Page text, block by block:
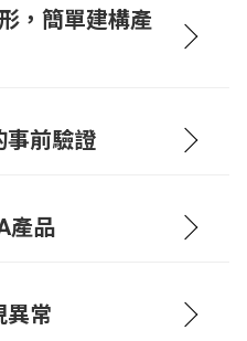
，簡單建構產
事前驗證
產品
異常